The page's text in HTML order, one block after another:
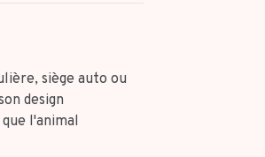
siège auto ou
design
l'animal